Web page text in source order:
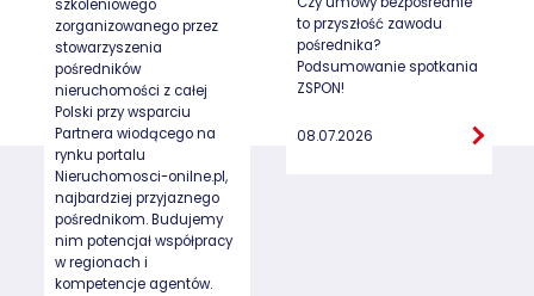
szkoleniowego
zorganizowanego przez
stowarzyszenia
pośredników
nieruchomości z całej
Polski przy wsparciu
Partnera wiodącego na
rynku portalu
Nieruchomosci-onilne.pl,
najbardziej przyjaznego
pośrednikom. Budujemy
nim potencjał współpracy
w regionach i
kompetencje agentów.
to przyszłość zawodu
pośrednika?
Podsumowanie spotkania
ZSPON!
08.07.2026